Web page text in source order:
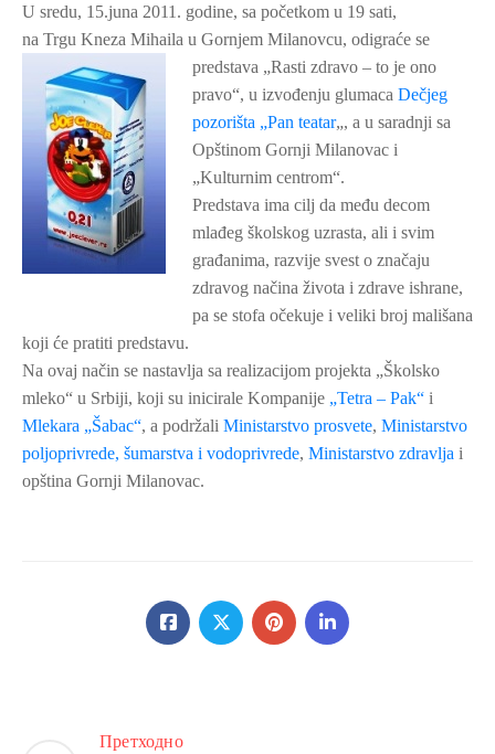
U sredu, 15.juna 2011. godine, sa početkom u 19 sati,
na Trgu Kneza Mihaila u Gornjem Milanovcu, odigraće se
predstava „Rasti zdravo – to je ono
pravo“, u izvođenju glumaca Dečjeg
pozorišta „Pan teatar„, a u saradnji sa
Opštinom Gornji Milanovac i
„Kulturnim centrom“.
Predstava ima cilj da među decom
mlađeg školskog uzrasta, ali i svim
građanima, razvije svest o značaju
zdravog načina života i zdrave ishrane,
pa se stofa očekuje i veliki broj mališana
koji će pratiti predstavu.
Na ovaj način se nastavlja sa realizacijom projekta „Školsko
mleko“ u Srbiji, koji su inicirale Kompanije „Tetra – Pak“ i
Mlekara „Šabac“, a podržali Ministarstvo prosvete, Ministarstvo
poljoprivrede, šumarstva i vodoprivrede, Ministarstvo zdravlja i
opština Gornji Milanovac.
Претходно